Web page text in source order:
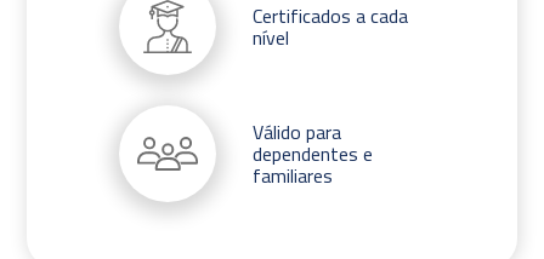
Certificados a cada
nível
Válido para
dependentes e
familiares